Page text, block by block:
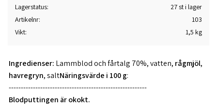
Lagerstatus
27 st i lager
Artikelnr
103
Vikt
1,5 kg
Ingredienser: Lammblod och fårtalg 70%, vatten, rågmjöl,
havregryn, saltNäringsvärde i 100 g:
---------------------------------------------------------
Blodputtingen är okokt.